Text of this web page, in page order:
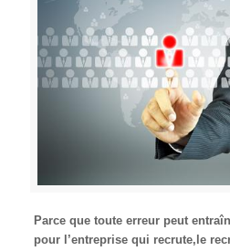
Parce que toute erreur peut
pour l’entreprise qui recrute,le